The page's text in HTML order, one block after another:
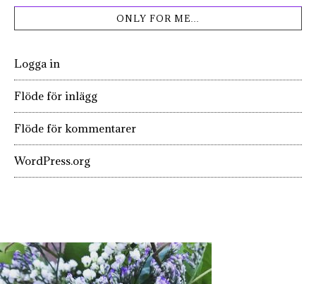
ONLY FOR ME…
Logga in
Flöde för inlägg
Flöde för kommentarer
WordPress.org